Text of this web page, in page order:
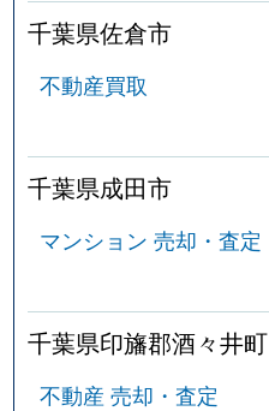
千葉県佐倉市
不動産買取
千葉県成田市
マンション 売却・査定
千葉県印旛郡酒々井町
不動産 売却・査定